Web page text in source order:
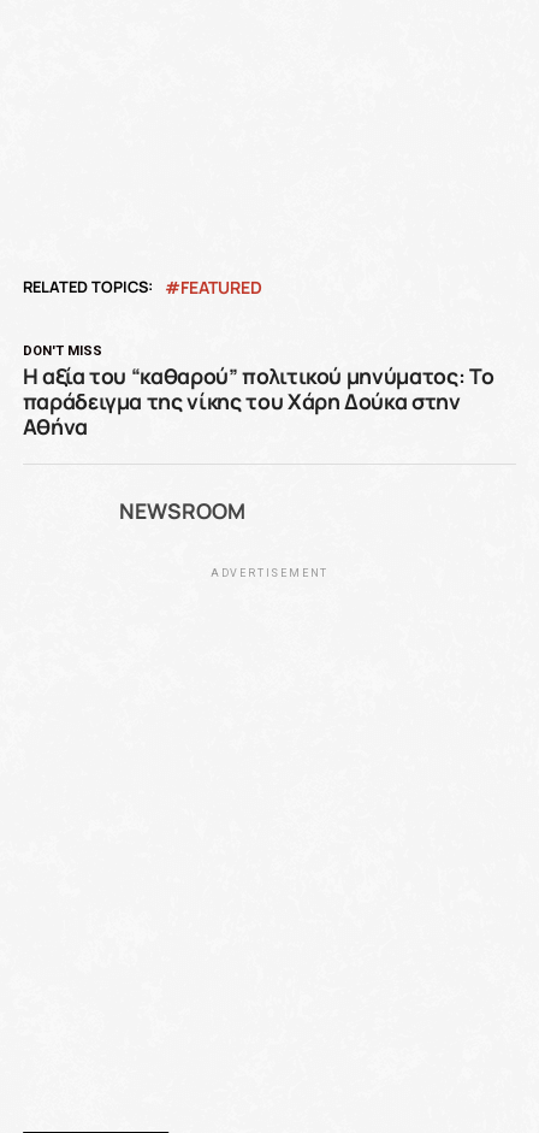
RELATED TOPICS: FEATURED
DON'T MISS
Η αξία του “καθαρού” πολιτικού μηνύματος: Το
παράδειγμα της νίκης του Χάρη Δούκα στην
Αθήνα
NEWSROOM
ADVERTISEMENT